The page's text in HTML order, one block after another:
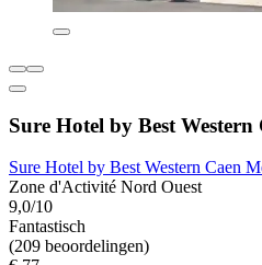
Sure Hotel by Best
Sure Hotel by Best Western Caen
Zone d'Activité Nord Ouest
9,0/10
Fantastisch
(209 beoordelingen)